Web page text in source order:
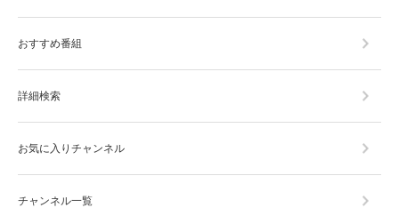
おすすめ番組
詳細検索
お気に入りチャンネル
チャンネル一覧